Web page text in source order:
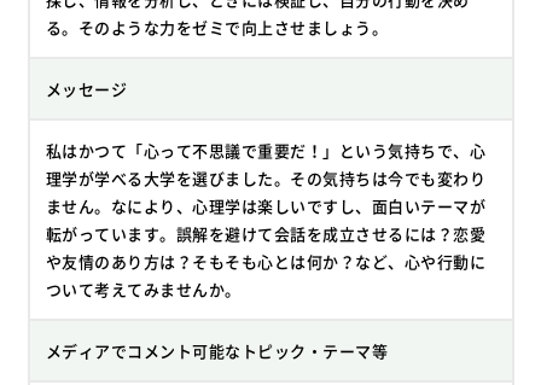
る。そのような力をゼミで向上させましょう。
メッセージ
私はかつて「心って不思議で重要だ！」という気持ちで、心
理学が学べる大学を選びました。その気持ちは今でも変わり
ません。なにより、心理学は楽しいですし、面白いテーマが
転がっています。誤解を避けて会話を成立させるには？恋愛
や友情のあり方は？そもそも心とは何か？など、心や行動に
ついて考えてみませんか。
メディアでコメント可能なトピック・テーマ等